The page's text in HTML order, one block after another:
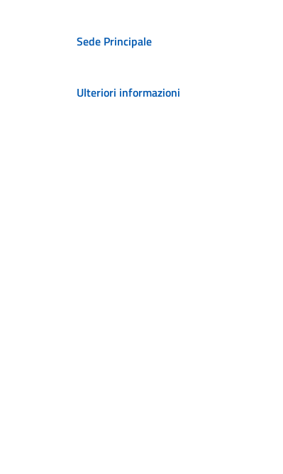
Sede Principale
Ulteriori informazioni